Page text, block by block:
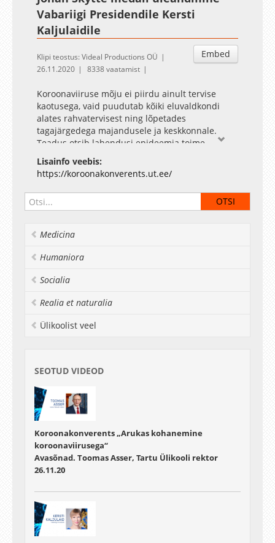
Vabariigi Presidendile Kersti
Kaljulaidile
Embed
Klipi teostus: Videal Productions OÜ
26.11.2020
8338 vaatamist
Koroonaviiruse mõju ei piirdu ainult tervise
kaotusega, vaid puudutab kõiki eluvaldkondi
alates rahvatervisest ning lõpetades
tagajärgedega majandusele ja keskkonnale.
Teadus otsib lahendusi epideemia toime
vähendamiseks ühiskonnas.
Konverentsil anname ülevaate meie ees
seisvatest probleemidest ning sellest, kuidas
aitab Tartu Ülikooli teadlaste töö viiruse levikuga
toime tulla ja koroonaajastuga kohaneda.
Lisainfo veebis:
https://koroonakonverents.ut.ee/
Medicina
Humaniora
Socialia
Realia et naturalia
Ülikoolist veel
SEOTUD VIDEOD
Koroonakonverents „Arukas kohanemine
koroonaviirusega“
Avasõnad. Toomas Asser, Tartu Ülikooli rektor
26.11.20